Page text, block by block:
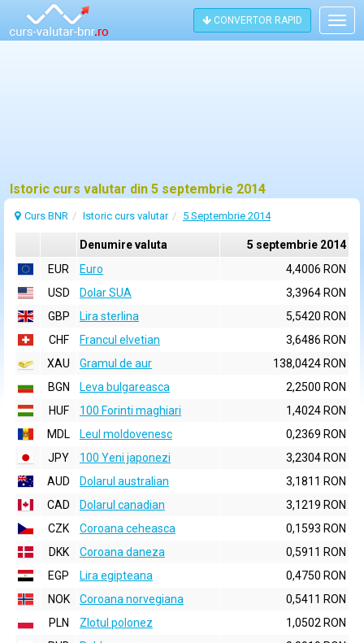
CONVERTOR RAPID
Istoric curs valutar din 5 septembrie 2014
Curs BNR Istoric curs valutar 5 Septembrie 2014
Denumire valuta
5 septembrie 2014
EUR
Euro
4,4006 RON
USD
Dolar SUA
3,3964 RON
GBP
Lira sterlina
5,5420 RON
CHF
Francul elvetian
3,6486 RON
XAU
Gramul de aur
138,0424 RON
BGN
Leva bulgareasca
2,2500 RON
HUF
100 Forinti maghiari
1,4024 RON
MDL
Leul moldovenesc
0,2369 RON
JPY
100 Yeni japonezi
3,2304 RON
AUD
Dolarul australian
3,1811 RON
CAD
Dolarul canadian
3,1219 RON
CZK
Coroana ceheasca
0,1593 RON
DKK
Coroana daneza
0,5911 RON
EGP
Lira egipteana
0,4750 RON
NOK
Coroana norvegiana
0,5411 RON
PLN
Zlotul polonez
1,0502 RON